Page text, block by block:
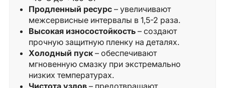
Продленный ресурс– увеличивают
межсервисные интервалы в 1,5-2 раза.
Высокая износостойкость– создают
прочную защитную пленку на деталях.
Холодный пуск– обеспечивают
мгновенную смазку при экстремально
низких температурах.
Чистота узлов– предотвращают